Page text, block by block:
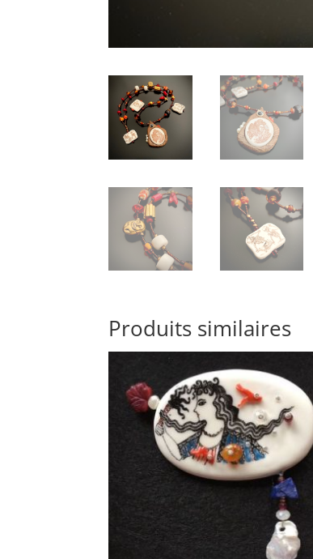
Produits similaires